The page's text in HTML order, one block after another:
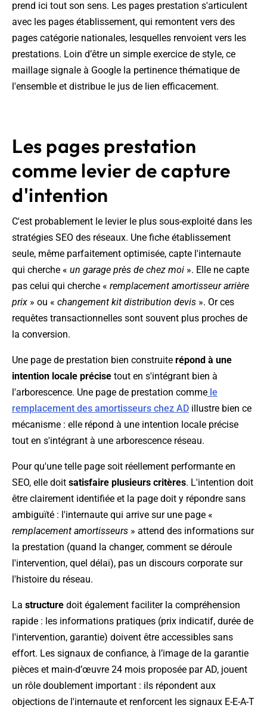
prend ici tout son sens. Les pages prestation s'articulent
avec les pages établissement, qui remontent vers des
pages catégorie nationales, lesquelles renvoient vers les
prestations. Loin d’être un simple exercice de style, ce
maillage signale à Google la pertinence thématique de
l'ensemble et distribue le jus de lien efficacement.
Les pages prestation
comme levier de capture
d'intention
C'est probablement le levier le plus sous-exploité dans les
stratégies SEO des réseaux. Une fiche établissement
seule, même parfaitement optimisée, capte l'internaute
qui cherche « un garage près de chez moi ». Elle ne capte
pas celui qui cherche « remplacement amortisseur arrière
prix » ou « changement kit distribution devis ». Or ces
requêtes transactionnelles sont souvent plus proches de
la conversion.
Une page de prestation bien construite répond à une
intention locale précise tout en s'intégrant bien à
l'arborescence. Une page de prestation comme le
remplacement des amortisseurs chez AD illustre bien ce
mécanisme : elle répond à une intention locale précise
tout en s'intégrant à une arborescence réseau.
Pour qu'une telle page soit réellement performante en
SEO, elle doit satisfaire plusieurs critères. L'intention doit
être clairement identifiée et la page doit y répondre sans
ambiguïté : l'internaute qui arrive sur une page «
remplacement amortisseurs » attend des informations sur
la prestation (quand la changer, comment se déroule
l'intervention, quel délai), pas un discours corporate sur
l'histoire du réseau.
La structure doit également faciliter la compréhension
rapide : les informations pratiques (prix indicatif, durée de
l'intervention, garantie) doivent être accessibles sans
effort. Les signaux de confiance, à l’image de la garantie
pièces et main-d’œuvre 24 mois proposée par AD, jouent
un rôle doublement important : ils répondent aux
objections de l'internaute et renforcent les signaux E-E-A-T